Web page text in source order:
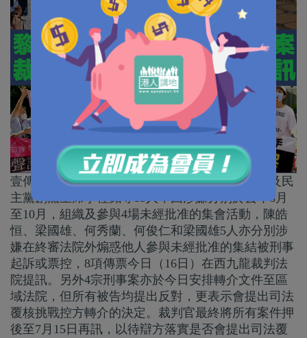
壹傳媒集團創辦人黎智英、職工盟秘書長李卓人及民
主黨創黨主席李柱銘等15人，因涉嫌分別於去年8月
至10月，組織及參與4場未經批准的集會活動，陳皓
恒、梁國雄、何秀蘭、何俊仁和梁國雄5人亦分別涉
嫌在終審法院外煽惑他人參與未經批准的集結被刑事
起訴或票控，8項傳票今日（16日）在西九龍裁判法
院提訊。另外4宗刑事案亦於今日安排轉介文件至區
域法院，但所有被告均提出反對，更表示會提出司法
覆核挑戰控方轉介的決定。裁判官最終將所有案件押
後至7月15日再訊，以待辯方落實是否會提出司法覆